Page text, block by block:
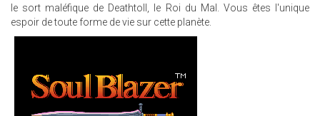
le sort maléfique de Deathtoll, le Roi du Mal. Vous êtes l'unique
espoir de toute forme de vie sur cette planète.